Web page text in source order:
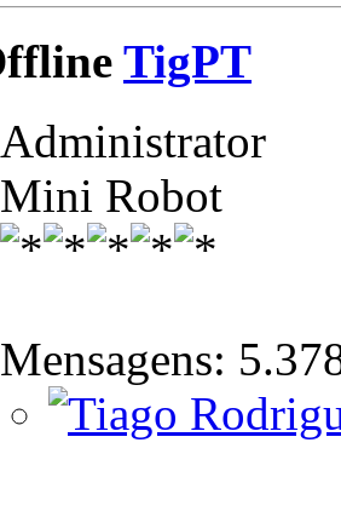
TigPT
Administrator
Mini Robot
Mensagens: